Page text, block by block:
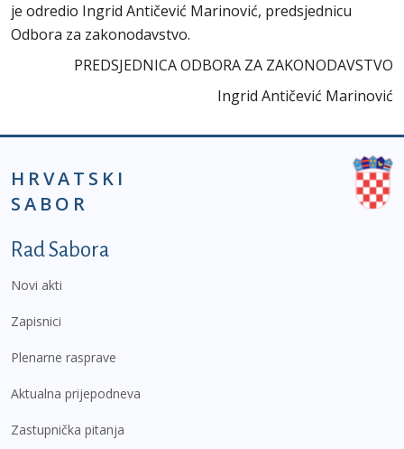
je odredio Ingrid Antičević Marinović, predsjednicu
Odbora za zakonodavstvo.
PREDSJEDNICA ODBORA ZA ZAKONODAVSTVO
Ingrid Antičević Marinović
HRVATSKI
SABOR
Podnožje prvi izbornik
Rad Sabora
Novi akti
Zapisnici
Plenarne rasprave
Aktualna prijepodneva
Zastupnička pitanja